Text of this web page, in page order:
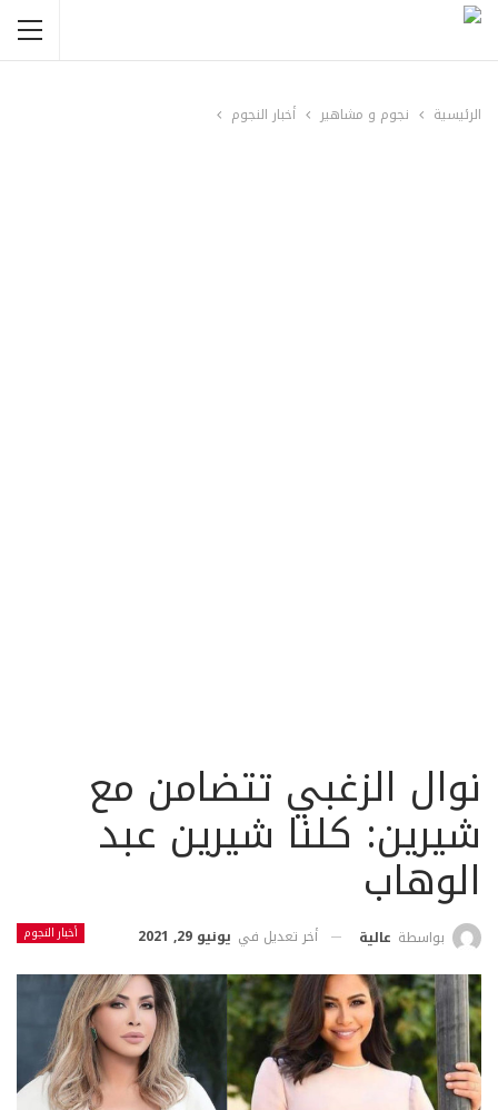
الرئيسية نجوم و مشاهير أخبار النجوم
نوال الزغبي تتضامن مع
شيرين: كلنا شيرين عبد
الوهاب
أخبار النجوم بواسطة عالية أخر تعديل في يونيو 29, 2021